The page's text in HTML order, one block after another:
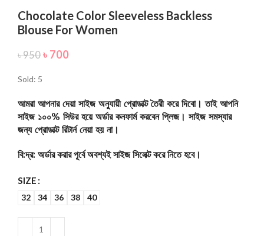
Chocolate Color Sleeveless Backless
Blouse For Women
৳950 ৳ 700
Sold: 5
আমরা আপনার দেয়া সাইজ অনুযায়ী প্রোডাক্ট তৈরী করে দিবো। তাই আপনি
সাইজ ১০০% সিউর হয়ে অর্ডার কনফার্ম করবেন প্লিজ। সাইজ সমস্যার
জন্য প্রোডাক্ট রিটার্ন নেয়া হয় না।
বি:দ্র: অর্ডার করার পূর্বে অবশ্যই সাইজ সিলেক্ট করে নিতে হবে।
SIZE
32 34 36 38 40